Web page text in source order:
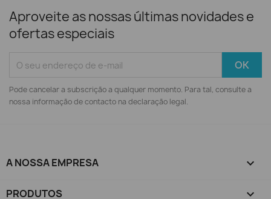
Aproveite as nossas últimas novidades e
ofertas especiais
Pode cancelar a subscrição a qualquer momento. Para tal, consulte a
nossa informação de contacto na declaração legal.
A NOSSA EMPRESA 
PRODUTOS 